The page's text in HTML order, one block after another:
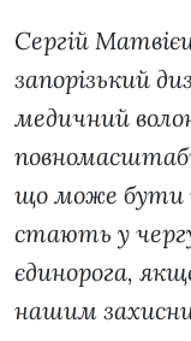
Сергій
запорізький
медичний
що може бути
стають у
єдинорога,
нашим